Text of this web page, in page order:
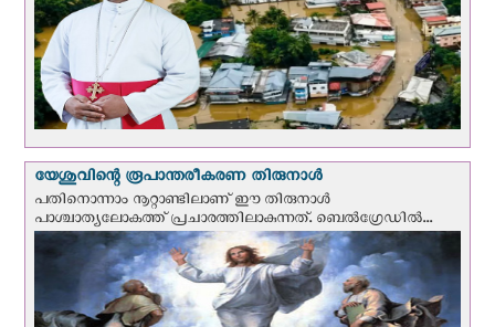
യേശുവിന്റെ രൂപാന്തരീകരണ തിരുനാള്‍
പതിനൊന്നാം നൂറ്റാണ്ടിലാണ് ഈ തിരുനാള്‍
പാശ്ചാത്യലോകത്ത് പ്രചാരത്തിലാകുന്നത്. ബെല്‍ഗ്രേഡില്‍...